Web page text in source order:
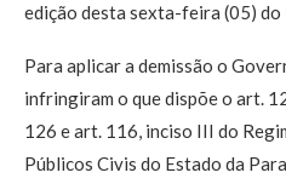
edição desta sexta-feira (05)
Para aplicar a demissão o
infringiram o que dispõe o art.
126 e art. 116, inciso III do
Públicos Civis do Estado da